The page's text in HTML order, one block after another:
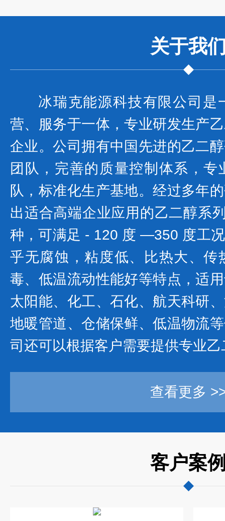
关于我
冰瑞克能源科技有限公司是
营、服务于一体，专业研发生产
企业。公司拥有中国先进的乙二
团队，完善的质量控制体系，
队，标准化生产基地。经过多年
出适合高端企业应用的乙二醇系
种，可满足 - 120 度 —350 度工
乎无腐蚀，粘度低、比热大、传
毒、低温流动性能好等特点，适
太阳能、化工、石化、航天科研
地暖管道、仓储保鲜、低温物流
司还可以根据客户需要提供专业
查看更多
客户案